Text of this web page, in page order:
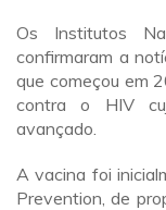
Os Institutos
confirmaram a
que começou em
contra o HIV
avançado.
A vacina foi
Prevention, de